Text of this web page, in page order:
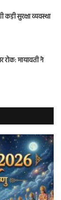
कड़ी सुरक्षा व्यवस्था
रोक: मायावती ने